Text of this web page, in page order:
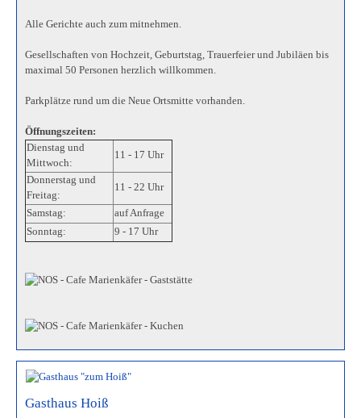
Alle Gerichte auch zum mitnehmen.
Gesellschaften von Hochzeit, Geburtstag, Trauerfeier und Jubiläen bis
maximal 50 Personen herzlich willkommen.
Parkplätze rund um die Neue Ortsmitte vorhanden.
Öffnungszeiten:
Dienstag und
Mittwoch:
11 - 17 Uhr
Donnerstag und
Freitag:
11 - 22 Uhr
Samstag:
auf Anfrage
Sonntag:
9 - 17 Uhr
Gasthaus Hoiß